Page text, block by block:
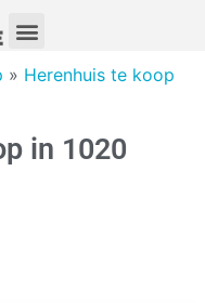
» Herenhuis te koop
in 1020